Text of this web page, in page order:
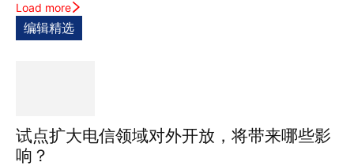
Load more
编辑精选
试点扩大电信领域对外开放，将带来哪些影
响？